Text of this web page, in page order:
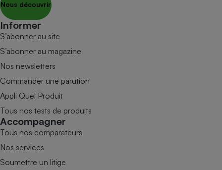
Nous découvrir
Informer
S’abonner au site
S’abonner au magazine
Nos newsletters
Commander une parution
Appli Quel Produit
Tous nos tests de produits
Accompagner
Tous nos comparateurs
Nos services
Soumettre un litige